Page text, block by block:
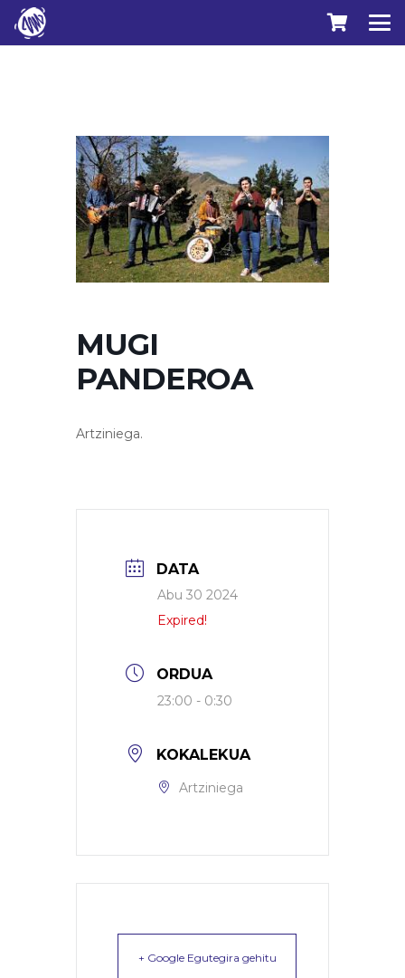
MUGI
PANDEROA
Artziniega.
DATA
Abu 30 2024
Expired!
ORDUA
23:00 - 0:30
KOKALEKUA
Artziniega
+ Google Egutegira gehitu